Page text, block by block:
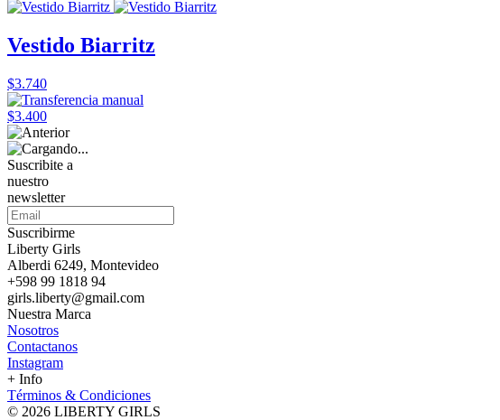
Vestido Biarritz
$3.740
$3.400
Suscribite a
nuestro
newsletter
Suscribirme
Liberty Girls
Alberdi 6249, Montevideo
+598 99 1818 94
girls.liberty@gmail.com
Nuestra Marca
Nosotros
Contactanos
Instagram
+ Info
Términos & Condiciones
© 2026 LIBERTY GIRLS